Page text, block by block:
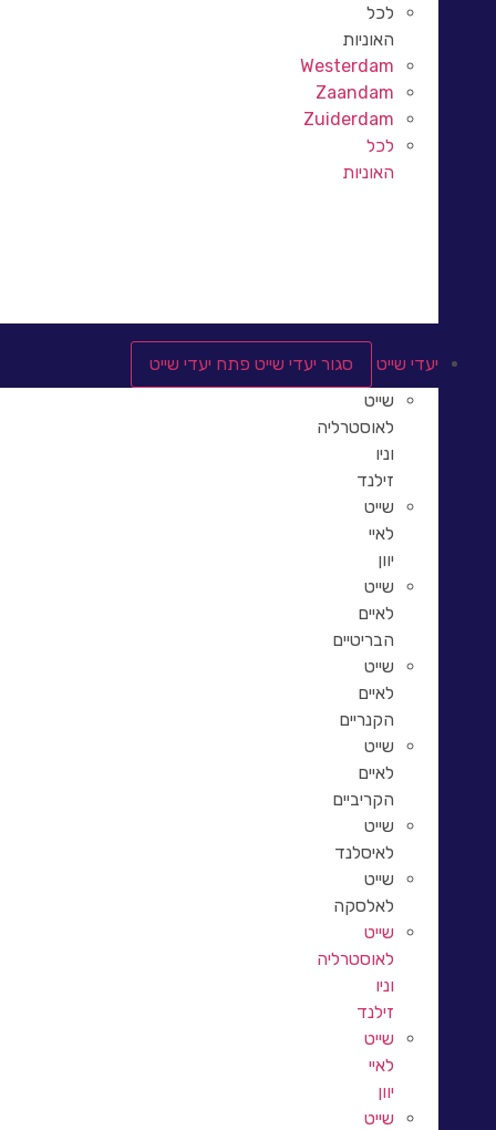
לכל
האוניות
Westerdam
Zaandam
Zuiderdam
לכל
האוניות
יעדי שייט סגור יעדי שייט פתח יעדי שייט
שייט
לאוסטרליה
וניו
זילנד
שייט
לאיי
יוון
שייט
לאיים
הבריטיים
שייט
לאיים
הקנריים
שייט
לאיים
הקריביים
שייט
לאיסלנד
שייט
לאלסקה
שייט
לאוסטרליה
וניו
זילנד
שייט
לאיי
יוון
שייט